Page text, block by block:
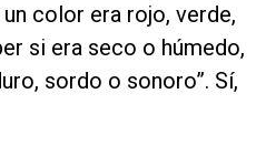
color era rojo, verde,
si era seco o húmedo,
sordo o sonoro”. Sí,